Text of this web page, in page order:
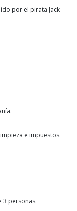
por el pirata Jack
e impuestos.
3 personas.